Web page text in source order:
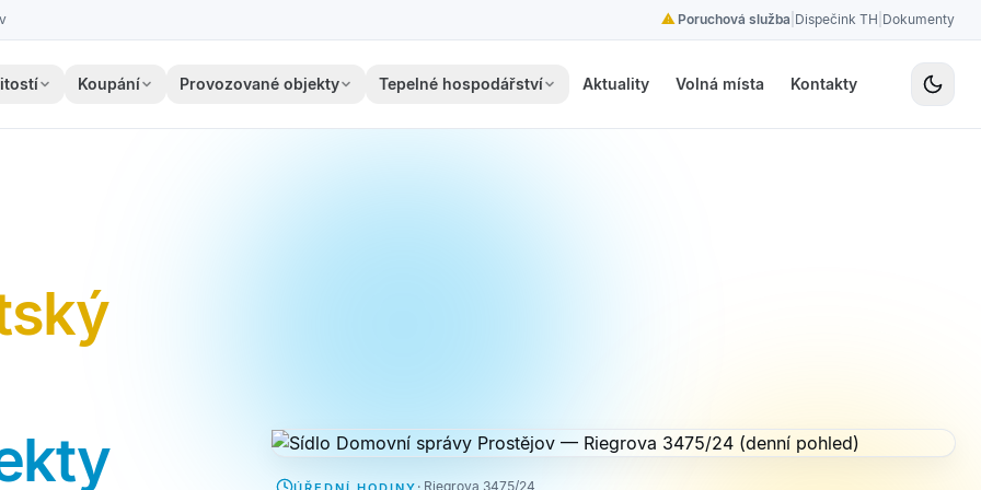
⚠Poruchová služba Dispečink TH Dokumenty
Koupání Provozované objekty Tepelné hospodářství Aktuality Volná místa Kontakty
· Riegrova 3475/24